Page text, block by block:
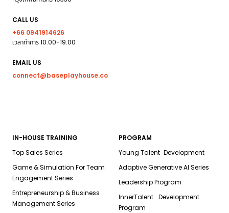
CALL US
+66 0941914626
เวลาทำการ 10.00-19.00
EMAIL US
connect@baseplayhouse.co
IN-HOUSE TRAINING
Top Sales Series
Game & Simulation For Team
Engagement Series
Entrepreneurship & Business
Management Series
PROGRAM
Young Talent Development
Adaptive Generative AI Series
Leadership Program
InnerTalent Development
Program